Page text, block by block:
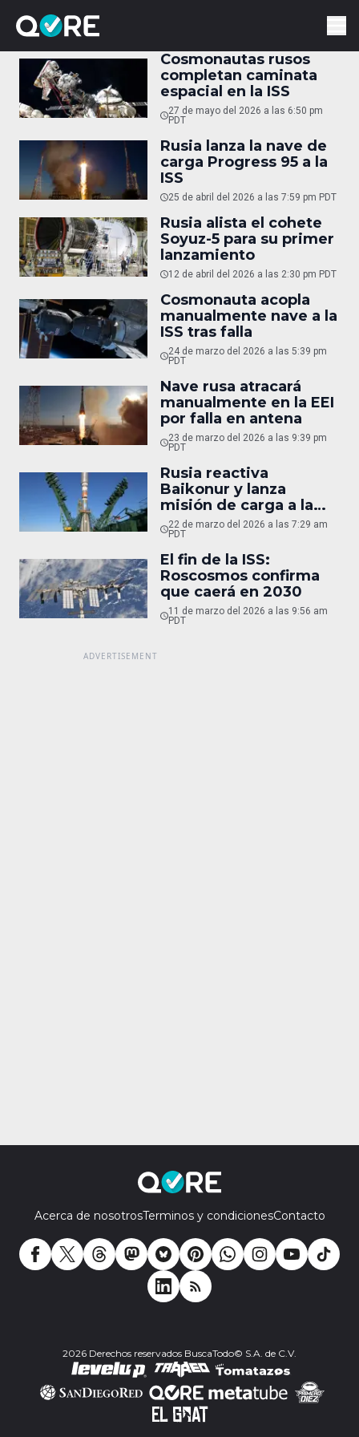
Cosmonautas rusos
completan caminata
espacial en la ISS
27 de mayo del 2026 a las 6:50 pm
PDT
Rusia lanza la nave de
carga Progress 95 a la
ISS
25 de abril del 2026 a las 7:59 pm PDT
Rusia alista el cohete
Soyuz-5 para su primer
lanzamiento
12 de abril del 2026 a las 2:30 pm PDT
Cosmonauta acopla
manualmente nave a la
ISS tras falla
24 de marzo del 2026 a las 5:39 pm
PDT
Nave rusa atracará
manualmente en la EEI
por falla en antena
23 de marzo del 2026 a las 9:39 pm
PDT
Rusia reactiva
Baikonur y lanza
misión de carga a la
ISS
22 de marzo del 2026 a las 7:29 am
PDT
El fin de la ISS:
Roscosmos confirma
que caerá en 2030
11 de marzo del 2026 a las 9:56 am
PDT
Acerca de nosotrosTerminos y condicionesContacto
2026 Derechos reservados BuscaTodo© S.A. de C.V.